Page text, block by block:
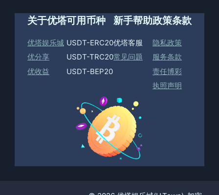
关于优塔
优塔娱乐城
优分享
优收益
可用币种
USDT-ERC20
USDT-TRC20
USDT-BEP20
新手帮助
优塔客服
常见问题
政策条款
隐私政策
服务条款
责任博彩
执照声明